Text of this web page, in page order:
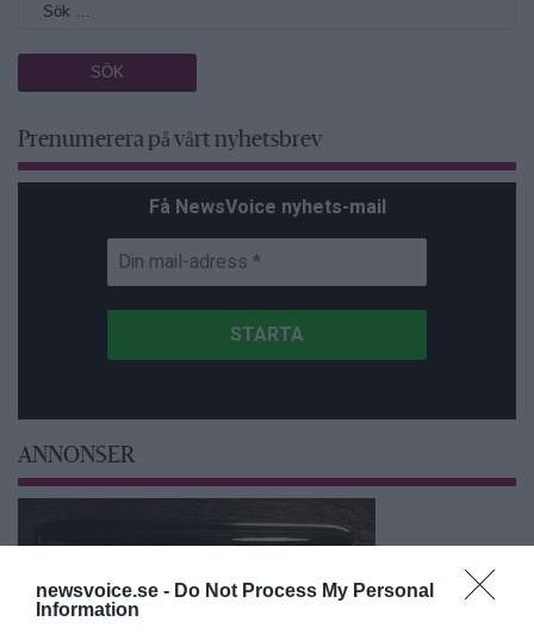
newsvoice.se - Do Not Process My Personal
Information
Prenumerera på vårt nyhetsbrev
Få NewsVoice nyhets-mail
ANNONSER